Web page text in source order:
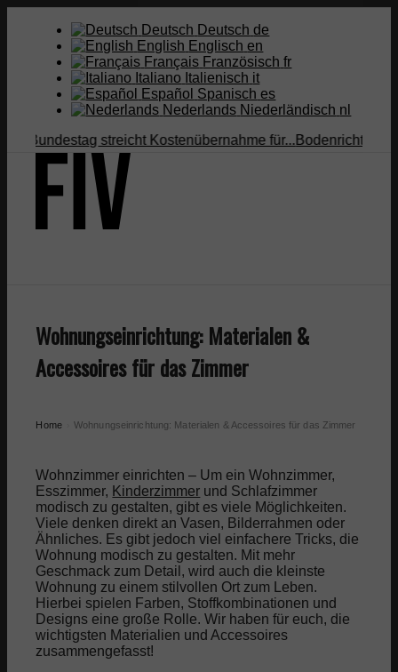
Deutsch Deutsch de
English Englisch en
Français Französisch fr
Italiano Italienisch it
Español Spanisch es
Nederlands Niederländisch nl
streicht Kostenübernahme für...Bodenrichtwert vs.
Menü Menü
Wohnungseinrichtung: Materialen &
Accessoires für das Zimmer
Home Wohnungseinrichtung: Materialen & Accessoires für das Zimmer
Wohnzimmer einrichten – Um ein Wohnzimmer,
Esszimmer, Kinderzimmer und Schlafzimmer
modisch zu gestalten, gibt es viele Möglichkeiten.
Viele denken direkt an Vasen, Bilderrahmen oder
Ähnliches. Es gibt jedoch viel einfachere Tricks, die
Wohnung modisch zu gestalten. Mit mehr
Geschmack zum Detail, wird auch die kleinste
Wohnung zu einem stilvollen Ort zum Leben.
Hierbei spielen Farben, Stoffkombinationen und
Designs eine große Rolle. Wir haben für euch, die
wichtigsten Materialien und Accessoires
zusammengefasst!